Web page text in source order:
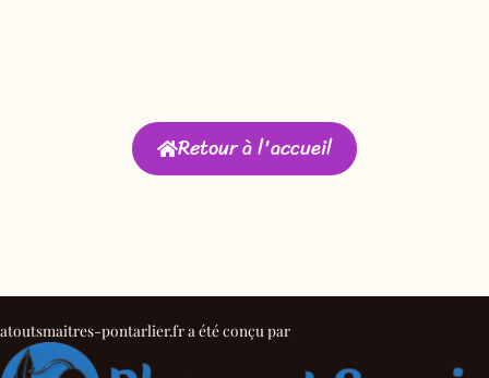
Retour à l'accueil
atoutsmaitres-pontarlier.fr a été conçu par